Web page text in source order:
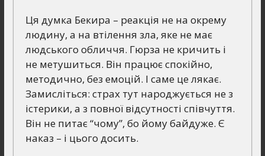
Ця думка Бекира – реакція не на окрему
людину, а на втілення зла, яке не має
людського обличчя. Гюрза не кричить і
не метушиться. Він працює спокійно,
методично, без емоцій. І саме це лякає.
Замисліться: страх тут народжується не з
істерики, а з повної відсутності співчуття.
Він не питає “чому”, бо йому байдуже. Є
наказ – і цього досить.